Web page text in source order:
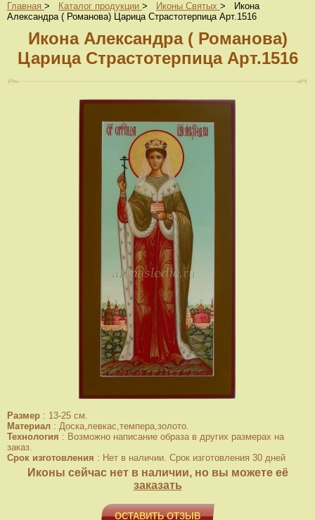
Главная > Каталог продукции > Иконы Святых >
Икона
Александра ( Романова) Царица Страстотерпица Арт.1516
Икона Александра ( Романова)
Царица Страстотерпица Арт.1516
Размер : 13-25 см.
Материал : Доска,левкас,темпера,золото.
Технология : Возможно написание образа в других размерах на
заказ.
Срок изготовления : Нет в наличии. Срок изготовления 30 дней
Иконы сейчас нет в наличии, но вы можете её
заказать
ОСТАВИТЬ ОТЗЫВ